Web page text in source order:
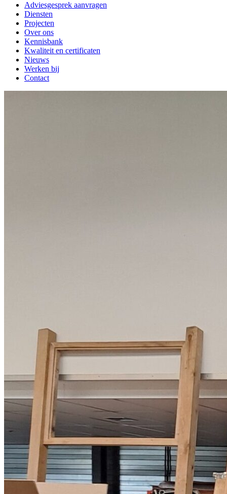
Adviesgesprek aanvragen
Diensten
Projecten
Over ons
Kennisbank
Kwaliteit en certificaten
Nieuws
Werken bij
Contact